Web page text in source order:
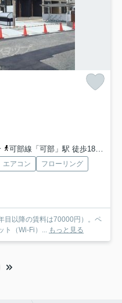
可部線「可部」駅 徒歩18分
エアコン
フローリング
目以降の賃料は70000円）。ペ
ト（Wi-Fi）...
もっと見る